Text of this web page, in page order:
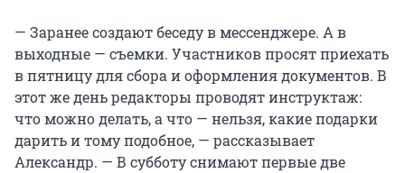
— Заранее создают беседу в мессенджере. А в
выходные — съемки. Участников просят приехать
в пятницу для сбора и оформления документов. В
этот же день редакторы проводят инструктаж:
что можно делать, а что — нельзя, какие подарки
дарить и тому подобное, — рассказывает
Александр. — В субботу снимают первые две